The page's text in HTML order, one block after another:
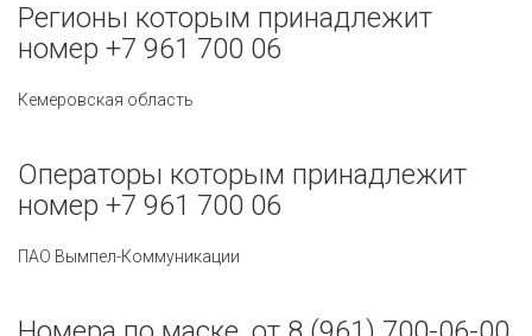
Регионы которым принадлежит
номер +7 961 700 06
Кемеровская область
Операторы которым принадлежит
номер +7 961 700 06
ПАО Вымпел-Коммуникации